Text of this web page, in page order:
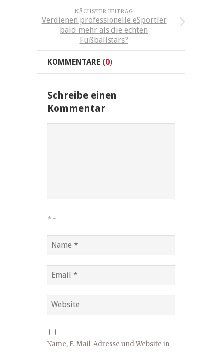
NÄCHSTER BEITRAG
Verdienen professionelle eSportler
bald mehr als die echten
Fußballstars?
KOMMENTARE (0)
Schreibe einen
Kommentar
* =
Name, E-Mail-Adresse und Website in